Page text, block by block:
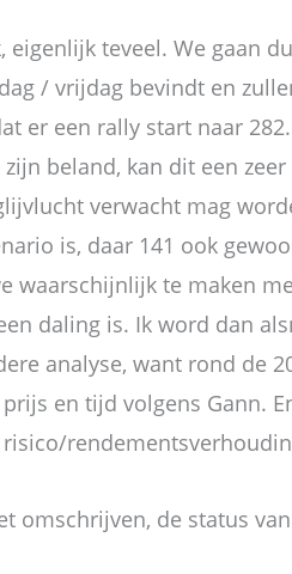
eigenlijk teveel. We gaan
/ vrijdag bevindt en
er een rally start naar
beland, kan dit een
verwacht mag
is, daar 141 ook
waarschijnlijk te maken
daling is. Ik word dan
analyse, want rond de
en tijd volgens Gann.
omschrijven, de status